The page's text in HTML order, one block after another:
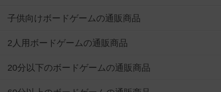
子供向けボードゲームの通販商品
2人用ボードゲームの通販商品
20分以下のボードゲームの通販商品